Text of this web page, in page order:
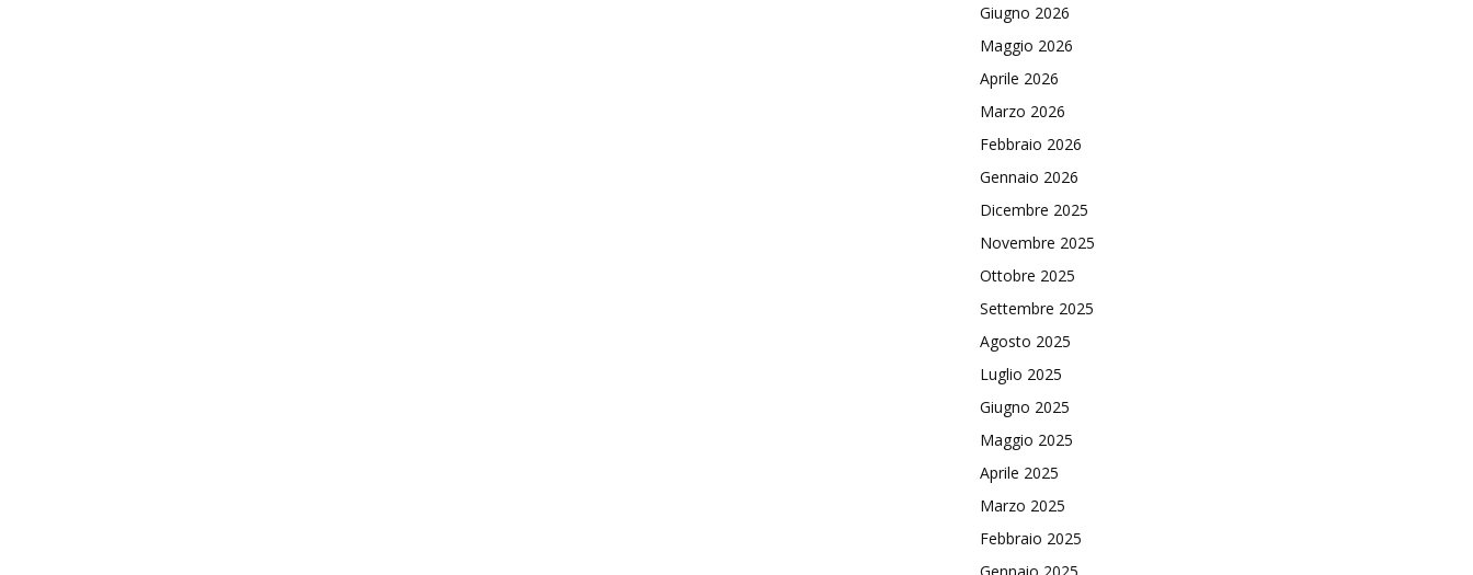
Giugno 2026
Maggio 2026
Aprile 2026
Marzo 2026
Febbraio 2026
Gennaio 2026
Dicembre 2025
Novembre 2025
Ottobre 2025
Settembre 2025
Agosto 2025
Luglio 2025
Giugno 2025
Maggio 2025
Aprile 2025
Marzo 2025
Febbraio 2025